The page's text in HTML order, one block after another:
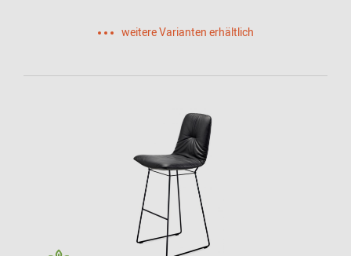
weitere Varianten erhältlich